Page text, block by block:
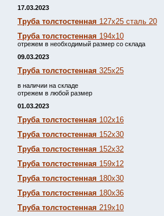
17.03.2023
Труба толстостенная 127х25 сталь 20
Труба толстостенная 194х10
отрежем в необходимый размер со склада
09.03.2023
Труба толстостенная 325х25
в наличии на складе
отрежем в любой размер
01.03.2023
Труба толстостенная 102х16
Труба толстостенная 152х30
Труба толстостенная 152х32
Труба толстостенная 159х12
Труба толстостенная 180х30
Труба толстостенная 180х36
Труба толстостенная 219х10